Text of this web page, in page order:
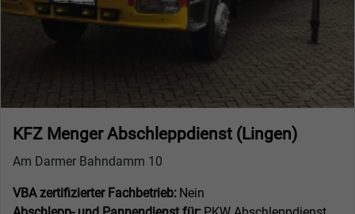
KFZ Menger Abschleppdienst (Lingen)
Am Darmer Bahndamm 10
VBA zertifizierter Fachbetrieb: Nein